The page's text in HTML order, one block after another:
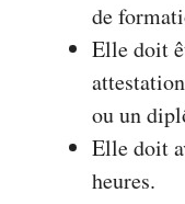
de
Elle doit
ou un
Elle doit
heures.